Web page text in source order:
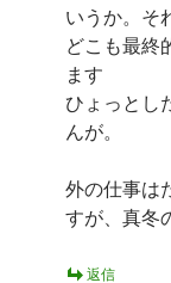
いうか。そ
どこも最終
ます
ひょっとし
んが。
外の仕事は
すが、真冬
返信